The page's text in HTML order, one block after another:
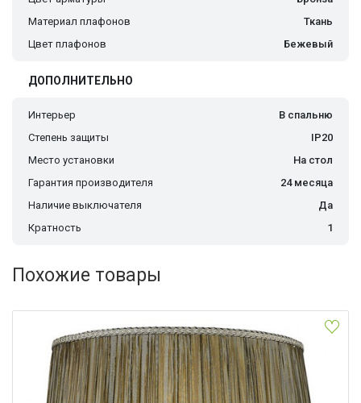
Материал плафонов
Ткань
Цвет плафонов
Бежевый
ДОПОЛНИТЕЛЬНО
Интерьер
В спальню
Степень защиты
IP20
Место установки
На стол
Гарантия производителя
24 месяца
Наличие выключателя
Да
Кратность
1
Похожие товары